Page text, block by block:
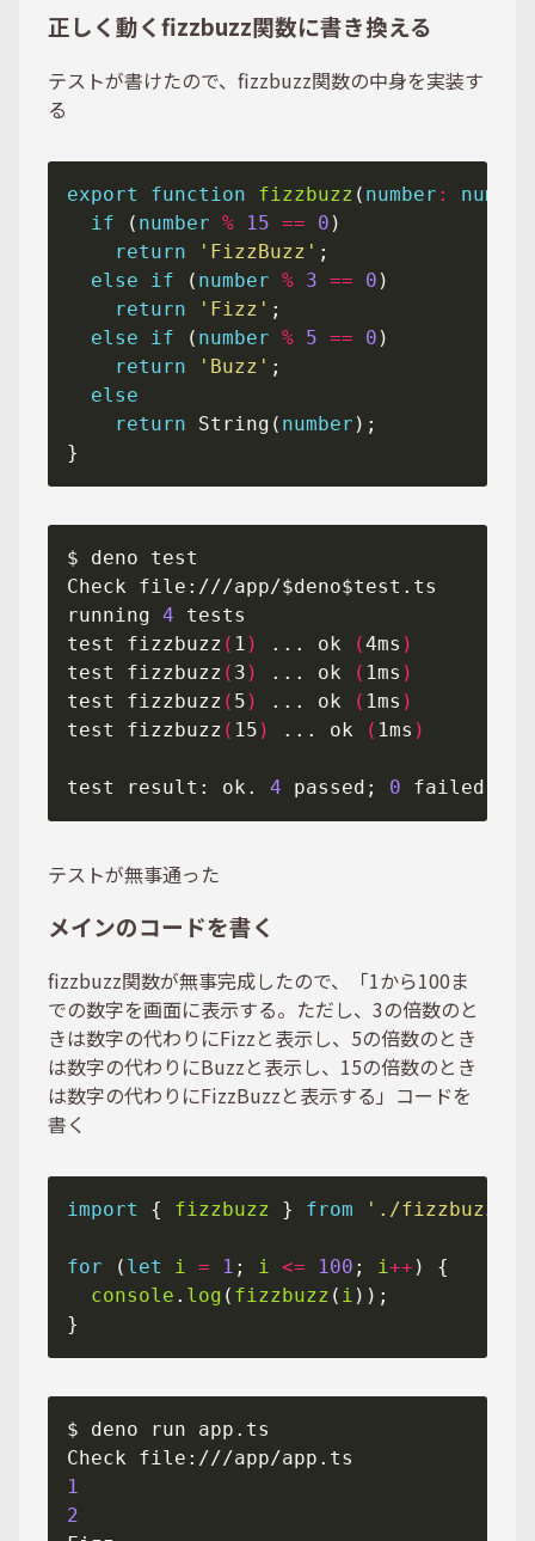
正しく動くfizzbuzz関数に書き換える
テストが書けたので、fizzbuzz関数の中身を実装す
る
export function fizzbuzz ( number : number
if ( number % 15 == 0
return
'FizzBuzz'
else
if ( number % 3 == 0
return
'Fizz'
else
if ( number % 5 == 0
return
'Buzz'
else
return String( number
running 4
test fizzbuzz ( 1 ) ... ok (4ms )
test fizzbuzz ( 3 ) ... ok ( 1ms )
test fizzbuzz ( 5 ) ... ok ( 1ms )
test fizzbuzz ( 15 ) ... ok ( 1ms )
test result: ok. 4 passed; 0 failed;
テストが無事通った
メインのコードを書く
fizzbuzz関数が無事完成したので、「1から100ま
での数字を画面に表示する。ただし、3の倍数のと
きは数字の代わりにFizzと表示し、5の倍数のとき
は数字の代わりにBuzzと表示し、15の倍数のとき
は数字の代わりにFizzBuzzと表示する」コードを
書く
import { fizzbuzz } from './
for ( let i = 1 ; i <= 100 ; i++
console . log ( fizzbuzz ( i
1
2